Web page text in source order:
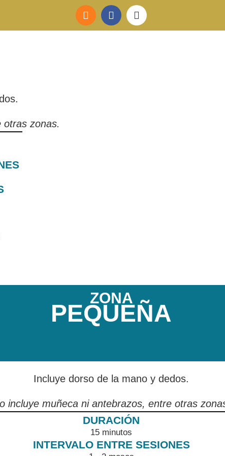
otras zonas.
ZONA
PEQUEÑA
Incluye dorso de la mano y dedos.
incluye muñeca ni antebrazos, entre otras
15 minutos